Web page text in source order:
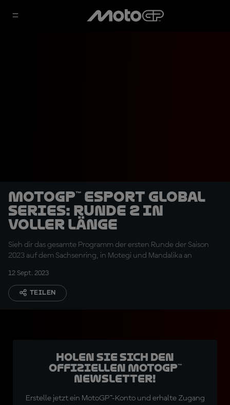
MotoGP™ eSport Global
Series: Runde 2 in
voller Länge
Sieh dir das gesamte Programm der ersten Runde der Saison
2023 auf dem Sachsenring, in Motegi und Mandalika an
12 Sept. 2023
TEILEN
Holen Sie sich den
offiziellen MotoGP™
Newsletter!
Erstelle jetzt ein MotoGP™-Konto und erhalte Zugang